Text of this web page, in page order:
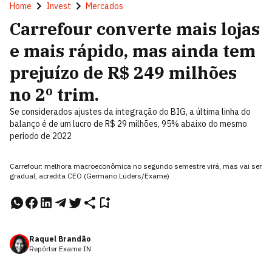
Home Invest Mercados
Carrefour converte mais lojas
e mais rápido, mas ainda tem
prejuízo de R$ 249 milhões
no 2º trim.
Se considerados ajustes da integração do BIG, a última linha do
balanço é de um lucro de R$ 29 milhões, 95% abaixo do mesmo
período de 2022
Carrefour: melhora macroeconômica no segundo semestre virá, mas vai ser
gradual, acredita CEO (Germano Lüders/Exame)
Raquel Brandão
Repórter Exame IN